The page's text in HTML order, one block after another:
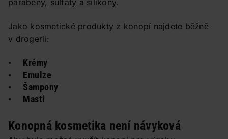
parabeny, sulfáty a silikony.
Jako kosmetické produkty z konopí najdete běžně
v drogerii:
• Krémy
• Emulze
• Šampony
• Masti
Konopná kosmetika není návyková